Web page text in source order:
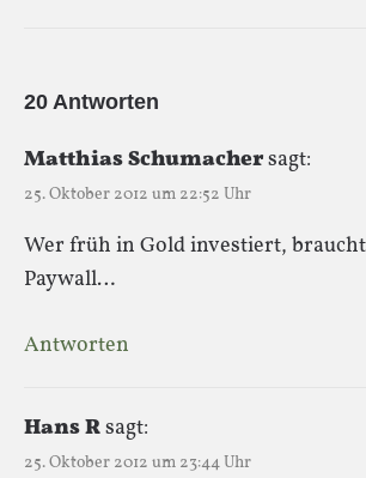
20 Antworten
Matthias Schumachersagt:
25. Oktober 2012 um 22:52 Uhr
Wer früh in Gold investiert,
Paywall…
Antworten
Hans Rsagt:
25. Oktober 2012 um 23:44 Uhr